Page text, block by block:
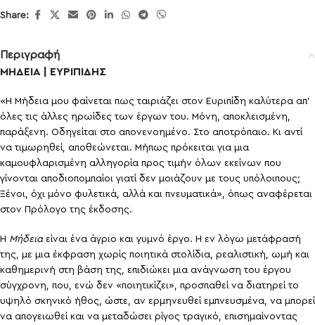
Share:
Περιγραφή
ΜΗΔΕΙΑ | ΕΥΡΙΠΙΔΗΣ
«Η Μήδεια μου φαίνεται πως ταιριάζει στον Ευριπίδη καλύτερα απ’
όλες τις άλλες ηρωίδες των έργων του. Μόνη, αποκλεισμένη,
παράξενη. Οδηγείται στο απονενοημένο. Στο αποτρόπαιο. Κι αντί
να τιμωρηθεί, αποθεώνεται. Μήπως πρόκειται για μια
καμουφλαρισμένη αλληγορία προς τιμήν όλων εκείνων που
γίνονται αποδιοπομπαίοι γιατί δεν μοιάζουν με τους υπόλοιπους;
Ξένοι, όχι μόνο φυλετικά, αλλά και πνευματικά», όπως αναφέρεται
στον Πρόλογο της έκδοσης.
Η Μήδειαείναι ένα άγριο και γυμνό έργο. Η εν λόγω μετάφρασή
της, με μια έκφραση χωρίς ποιητικά στολίδια, ρεαλιστική, ωμή και
καθημερινή στη βάση της, επιδιώκει μια ανάγνωση του έργου
σύγχρονη, που, ενώ δεν «ποιητικίζει», προσπαθεί να διατηρεί το
υψηλό σκηνικό ήθος, ώστε, αν ερμηνευθεί εμπνευσμένα, να μπορεί
να απογειωθεί και να μεταδώσει ρίγος τραγικό, επισημαίνοντας